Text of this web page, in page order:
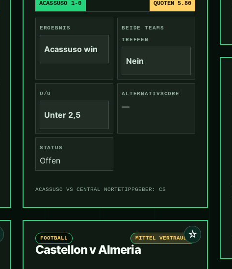
ACASSUSO 1-0 QUOTEN 5.80
ERGEBNIS
Acassuso win
BEIDE TEAMS
TREFFEN
Nein
Ü/U
Unter 2,5
ALTERNATIVSCORE
—
STATUS
Offen
ACASSUSO VS CENTRAL NORTETIPPGEBER: CS
☆
FOOTBALL MITTEL VERTRAUEN
Castellon v Almeria